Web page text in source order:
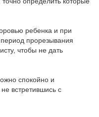
ребенка и при
прорезывания
чтобы не дать
спокойно и
встретившись с